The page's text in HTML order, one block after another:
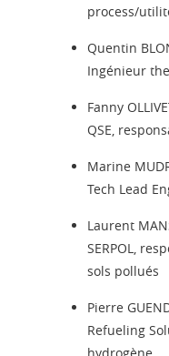
process/
Quentin
Ingénieur
Fanny
QSE,
Marine
Tech Lead
Laurent
SERPOL,
sols pollués
Pierre
Refueling